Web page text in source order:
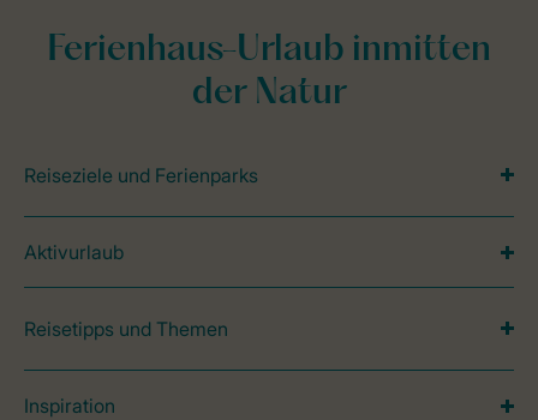
Ferienhaus-Urlaub inmitten
der Natur
Reiseziele und Ferienparks
Aktivurlaub
Reisetipps und Themen
Inspiration